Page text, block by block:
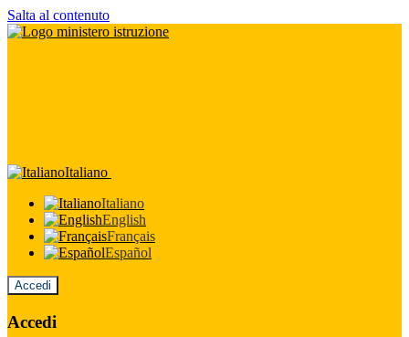
Salta al contenuto
Italiano
Italiano
English
Français
Español
Accedi
Accedi